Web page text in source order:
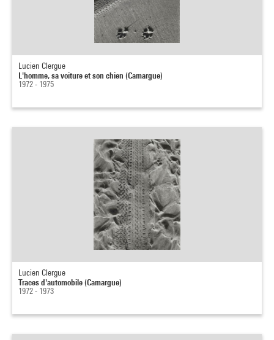
Lucien Clergue
L'homme, sa voiture et son chien (Camargue)
1972 - 1975
Lucien Clergue
Traces d'automobile (Camargue)
1972 - 1973